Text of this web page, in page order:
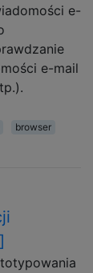
e-
e-mail
browser